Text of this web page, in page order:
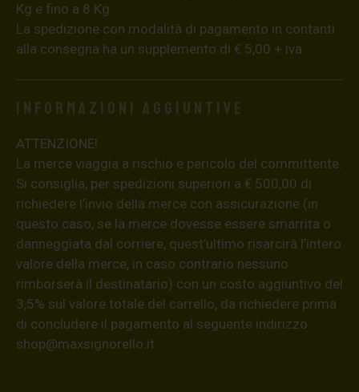
Kg e fino a 8 Kg.
La spedizione con modalità di pagamento in contanti
alla consegna ha un supplemento di € 5,00 + iva.
Informazioni aggiuntive
ATTENZIONE!
La merce viaggia a rischio e pericolo del committente.
Si consiglia, per spedizioni superiori a € 500,00 di
richiedere l’invio della merce con assicurazione (in
questo caso, se la merce dovesse essere smarrita o
danneggiata dal corriere, quest’ultimo risarcirà l’intero
valore della merce, in caso contrario nessuno
rimborserà il destinatario) con un costo aggiuntivo del
3,5% sul valore totale del carrello, da richiedere prima
di concludere il pagamento al seguente indirizzo:
shop@maxsignorello.it.